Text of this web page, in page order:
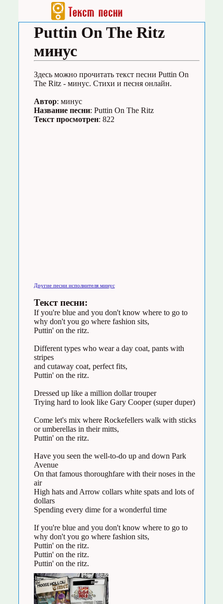
Puttin On The Ritz
минус
Здесь можно прочитать текст песни Puttin On
The Ritz - минус. Стихи и песня онлайн.
Автор: минус
Название песни: Puttin On The Ritz
Текст просмотрен: 822
Другие песни исполнителя минус
Текст песни:
If you're blue and you don't know where to go to
why don't you go where fashion sits,
Puttin' on the ritz.
Different types who wear a day coat, pants with
stripes
and cutaway coat, perfect fits,
Puttin' on the ritz.
Dressed up like a million dollar trouper
Trying hard to look like Gary Cooper (super duper)
Come let's mix where Rockefellers walk with sticks
or umberellas in their mitts,
Puttin' on the ritz.
Have you seen the well-to-do up and down Park
Avenue
On that famous thoroughfare with their noses in the
air
High hats and Arrow collars white spats and lots of
dollars
Spending every dime for a wonderful time
If you're blue and you don't know where to go to
why don't you go where fashion sits,
Puttin' on the ritz.
Puttin' on the ritz.
Puttin' on the ritz.